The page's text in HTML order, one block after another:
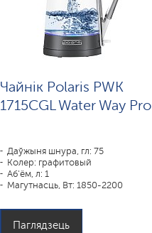
Чайнік Polaris PWK
1715CGL Water Way Pro
Даўжыня шнура, гл: 75
Колер: графитовый
Аб'ём, л: 1
Магутнасць, Вт: 1850-2200
Паглядзець